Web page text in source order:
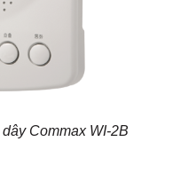
Commax WI-2B